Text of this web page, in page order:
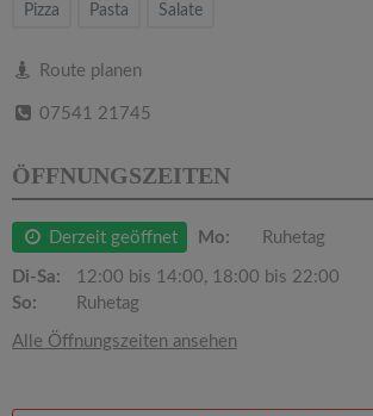
Pizza Pasta Salate
Route planen
07541 21745
ÖFFNUNGSZEITEN
Derzeit geöffnet Mo: Ruhetag
Di-Sa:
12:00 bis 14:00, 18:00 bis 22:00
So:
Ruhetag
Alle Öffnungszeiten ansehen
g
a
t